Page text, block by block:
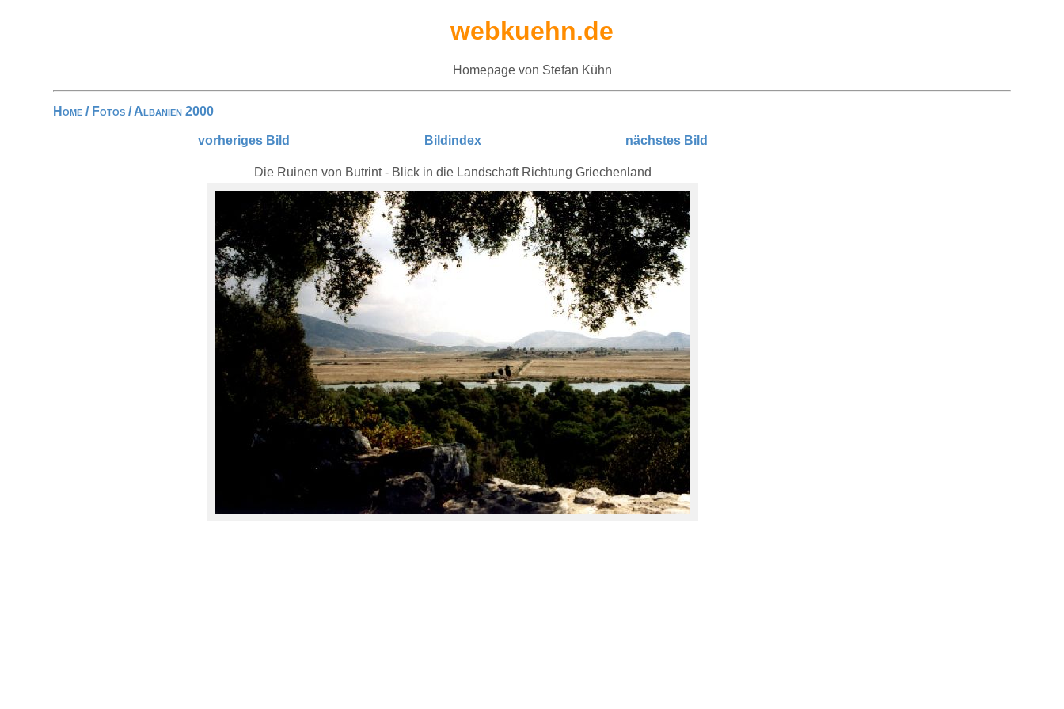
webkuehn.de
Homepage von Stefan Kühn
Home / Fotos /Albanien 2000
vorheriges Bild Bildindex nächstes Bild
Die Ruinen von Butrint - Blick in die Landschaft Richtung Griechenland